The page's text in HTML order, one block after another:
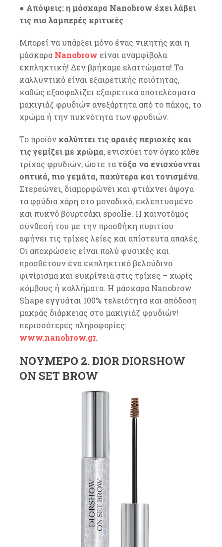
● Απόψεις: η μάσκαρα Nanobrow έχει λάβει
τις πιο λαμπερές κριτικές
Μπορεί να υπάρξει μόνο ένας νικητής και η
μάσκαρα Nanobrow είναι αναμφίβολα
εκπληκτική! Δεν βρήκαμε ελαττώματα! Το
καλλυντικό είναι εξαιρετικής ποιότητας,
καθώς εξασφαλίζει εξαιρετικά αποτελέσματα
μακιγιάζ φρυδιών ανεξάρτητα από το πάχος, το
χρώμα ή την πυκνότητα των φρυδιών.
Το προϊόν καλύπτει τις αραιές περιοχές και
τις γεμίζει με χρώμα, ενισχύει τον όγκο κάθε
τρίχας φρυδιών, ώστε τα τόξα να ενισχύονται
οπτικά, πιο γεμάτα, παχύτερα και τονισμένα.
Στερεώνει, διαμορφώνει και φτιάχνει άψογα
τα φρύδια χάρη στο μοναδικό, εκλεπτυσμένο
και πυκνό βουρτσάκι spoolie. Η καινοτόμος
σύνθεσή του με την προσθήκη πυριτίου
αφήνει τις τρίχες λείες και απίστευτα απαλές.
Οι αποχρώσεις είναι πολύ φυσικές και
προσθέτουν ένα εκπληκτικό βελούδινο
φινίρισμα και ευκρίνεια στις τρίχες – χωρίς
κόμβους ή κολλήματα. Η μάσκαρα Nanobrow
Shape εγγυάται 100% τελειότητα και απόδοση
μακράς διάρκειας στο μακιγιάζ φρυδιών!
περισσότερες πληροφορίες:
www.nanobrow.gr.
ΝΟΎΜΕΡΟ 2. DIOR DIORSHOW
ON SET BROW